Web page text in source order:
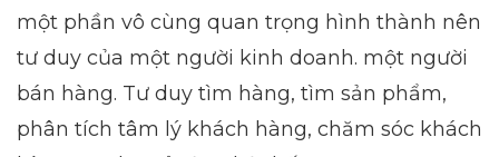
một phần vô cùng quan trọng hình thành nên
tư duy của một người kinh doanh. một người
bán hàng. Tư duy tìm hàng, tìm sản phẩm,
phân tích tâm lý khách hàng, chăm sóc khách